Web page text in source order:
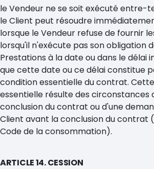
le Vendeur ne se soit exécuté entre-
le Client peut résoudre
lorsque le Vendeur refuse de fournir
lorsqu'il n'exécute pas son obligation
Prestations à la date ou dans le délai
que cette date ou ce délai constitue
condition essentielle du contrat.
essentielle résulte des circonstances
conclusion du contrat ou d'une
Client avant la conclusion du contrat
Code de la consommation).
ARTICLE 14. CESSION